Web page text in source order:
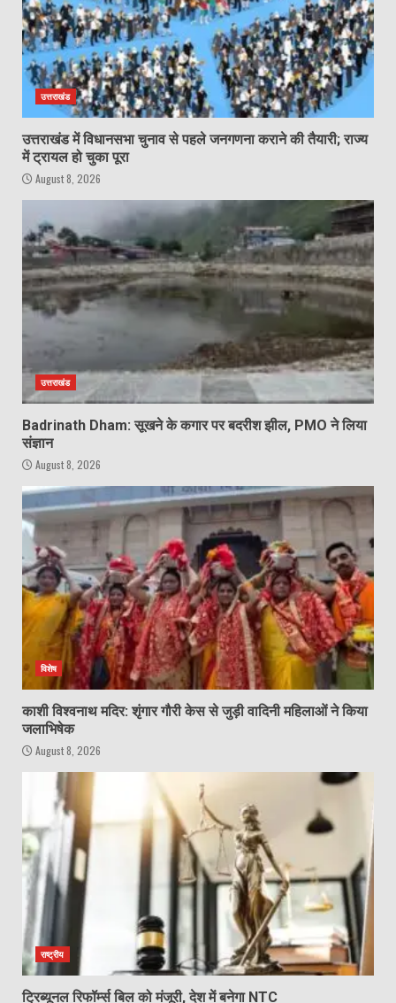
उत्तराखंड
उत्तराखंड में विधानसभा चुनाव से पहले जनगणना कराने की तैयारी; राज्य
में ट्रायल हो चुका पूरा
August 8, 2026
उत्तराखंड
Badrinath Dham: सूखने के कगार पर बदरीश झील, PMO ने लिया
संज्ञान
August 8, 2026
विशेष
काशी विश्वनाथ मदिर: शृंगार गौरी केस से जुड़ी वादिनी महिलाओं ने किया
जलाभिषेक
August 8, 2026
राष्ट्रीय
ट्रिब्यूनल रिफॉर्म्स बिल को मंजूरी, देश में बनेगा NTC